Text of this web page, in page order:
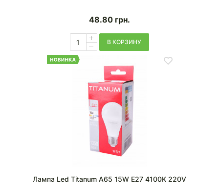
48.80 грн.
В КОРЗИНУ
Лампа Led Titanum A65 15W E27 4100K 220V